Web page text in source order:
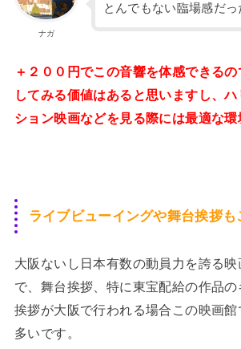
ナガ
とんでもない臨場感だっ
＋２００円でこの音響を体感できる
してみる価値はあると思いますし、
ション映画などを見る際には最適な環
ライブビューイングや舞台挨拶も
大阪ないし日本有数の動員力を誇る映
で、舞台挨拶、特に東宝配給の作品
挨拶が大阪で行われる場合この映画
多いです。